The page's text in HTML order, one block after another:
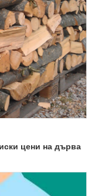
цени на дърва